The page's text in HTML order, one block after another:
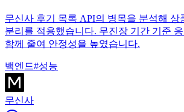
무신사 후기 목록 API의 병목을 분석해 상
분리를 적용했습니다. 무진장 기간 기준
함께 줄여 안정성을 높였습니다.
백엔드#성능
무신사